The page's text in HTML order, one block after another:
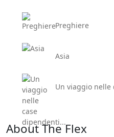
Preghiere
Asia
Un viaggio nelle
About The Flex